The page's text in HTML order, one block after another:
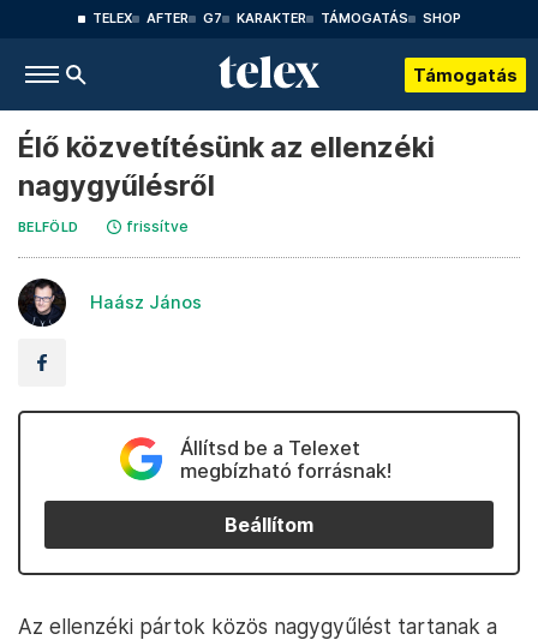
TELEX AFTER G7 KARAKTER TÁMOGATÁS SHOP
Támogatás
Élő közvetítésünk az ellenzéki
nagygyűlésről
BELFÖLD frissítve
Haász János
Állítsd be a Telexet
megbízható forrásnak!
Beállítom
Az ellenzéki pártok közös nagygyűlést tartanak a